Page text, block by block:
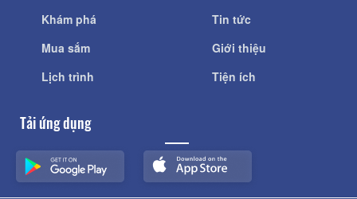
Khám phá
Mua sắm
Lịch trình
Tin tức
Giới thiệu
Tiện ích
Tải ứng dụng